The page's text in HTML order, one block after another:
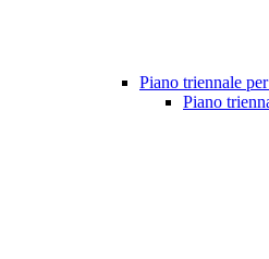
Piano triennale
Piano